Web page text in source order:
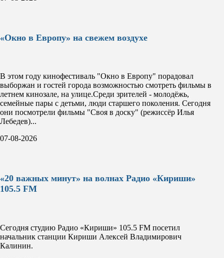
«Окно в Европу» на свежем воздухе
В этом году кинофестиваль "Окно в Европу" порадовал
выборжан и гостей города возможностью смотреть фильмы в
летнем кинозале, на улице.Среди зрителей - молодёжь,
семейные пары с детьми, люди старшего поколения. Сегодня
они посмотрели фильмы "Своя в доску" (режиссёр Илья
Лебедев)...
07-08-2026
«20 важных минут» на волнах Радио «Кириши»
105.5 FM
Сегодня студию Радио «Кириши» 105.5 FM посетил
начальник станции Кириши Алексей Владимирович
Калинин.